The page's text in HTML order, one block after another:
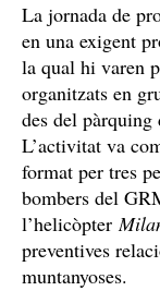
La jornada de
en una exigent
la qual hi varen
organitzats en
des del
L’activitat va
format per tres
bombers del
l’helicòpter
preventives
muntanyoses.